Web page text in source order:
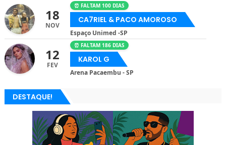
18
NOV
⏰ FALTAM 100 DIAS
CA7RIEL & PACO AMOROSO
Espaço Unimed -SP
12
FEV
⏰ FALTAM 186 DIAS
KAROL G
Arena Pacaembu - SP
DESTAQUE!